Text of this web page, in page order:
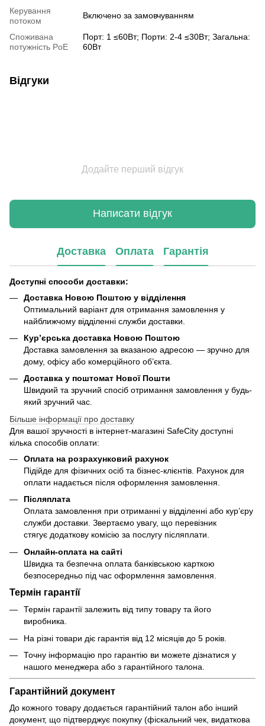
Керування
потоком
Включено за замовчуванням
Споживана
потужність PoE
Порт: 1 ≤60Вт; Порти: 2-4 ≤30Вт; Загальна:
60Вт
Відгуки
Додайте перший відгук
Написати відгук
Доставка Оплата Гарантія
Доступні способи доставки:
Доставка Новою Поштою у відділення
Оптимальний варіант для отримання замовлення у
найближчому відділенні служби доставки.
Кур’єрська доставка Новою Поштою
Доставка замовлення за вказаною адресою — зручно для
дому, офісу або комерційного об’єкта.
Доставка у поштомат Нової Пошти
Швидкий та зручний спосіб отримання замовлення у будь-
який зручний час.
Більше інформації про доставку
Для вашої зручності в інтернет-магазині SafeCity доступні
кілька способів оплати:
Оплата на розрахунковий рахунок
Підійде для фізичних осіб та бізнес-клієнтів. Рахунок для
оплати надається після оформлення замовлення.
Післяплата
Оплата замовлення при отриманні у відділенні або кур’єру
служби доставки. Звертаємо увагу, що перевізник
стягує додаткову комісію за послугу післяплати.
Онлайн-оплата на сайті
Швидка та безпечна оплата банківською карткою
безпосередньо під час оформлення замовлення.
Термін гарантії
Термін гарантії залежить від типу товару та його
виробника.
На різні товари діє гарантія від 12 місяців до 5 років.
Точну інформацію про гарантію ви можете дізнатися у
нашого менеджера або з гарантійного талона.
Гарантійний документ
До кожного товару додається гарантійний талон або інший
документ, що підтверджує покупку (фіскальний чек, видаткова